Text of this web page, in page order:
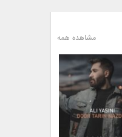
مشاهده همه